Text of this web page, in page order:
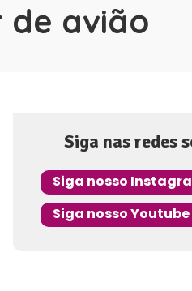
avião
Siga nas redes
Siga nosso
Siga nosso Youtube